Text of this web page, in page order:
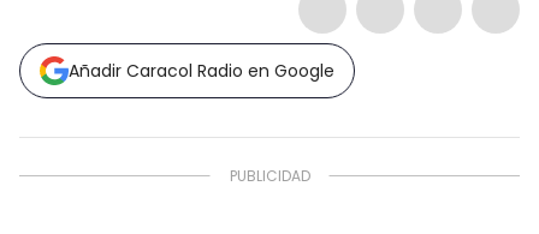
Añadir Caracol Radio en Google